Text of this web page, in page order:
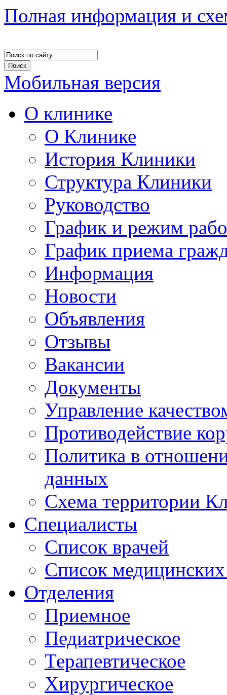
Полная информация и
Мобильная версия
О клинике
О Клинике
История Клиники
Структура Клиники
Руководство
График и режим
График приема
Информация
Новости
Объявления
Отзывы
Вакансии
Документы
Управление
Противодействие
Политика в
данных
Схема территории
Специалисты
Список врачей
Список медицинских
Отделения
Приемное
Педиатрическое
Терапевтическое
Хирургическое